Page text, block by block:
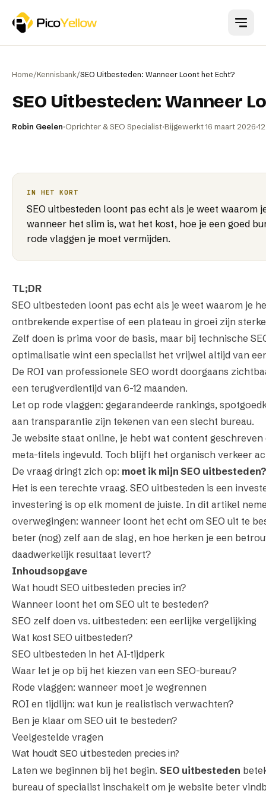
Home/Kennisbank/SEO Uitbesteden: Wanneer Loont het Echt?
SEO Uitbesteden: Wanneer
Robin Geelen·Oprichter & SEO Specialist·Bijgewerkt16 maart 2026·12
IN HET KORT
SEO uitbesteden loont pas echt als je weet waarom
wanneer het slim is, wat het kost, hoe je een goed
rode vlaggen je moet vermijden.
TL;DR
SEO uitbesteden loont pas echt als je weet waarom je
ontbrekende expertise of een plateau in groei zijn
Zelf doen is prima voor de basis, maar bij technische
optimalisatie wint een specialist het vrijwel altijd van
De ROI van professionele SEO wordt doorgaans
een terugverdientijd van 6-12 maanden.
Let op rode vlaggen: gegarandeerde rankings,
aan transparantie zijn tekenen van een slecht bureau.
Je website staat online, je hebt wat content
meta-titels ingevuld. Toch blijft het organisch verkeer
De vraag dringt zich op: moet ik mijn SEO uitbesteden?
Het is een terechte vraag. SEO uitbesteden is een
investering is op elk moment de juiste. In dit artikel
overwegingen: wanneer loont het echt om SEO uit te
beter (nog) zelf aan de slag, en hoe herken je een
daadwerkelijk resultaat levert?
Inhoudsopgave
Wat houdt SEO uitbesteden precies in?
Wanneer loont het om SEO uit te besteden?
SEO zelf doen vs. uitbesteden: een eerlijke vergelijking
Wat kost SEO uitbesteden?
SEO uitbesteden in het AI-tijdperk
Waar let je op bij het kiezen van een SEO-bureau?
Rode vlaggen: wanneer moet je wegrennen
ROI en tijdlijn: wat kun je realistisch verwachten?
Ben je klaar om SEO uit te besteden?
Veelgestelde vragen
Wat houdt SEO uitbesteden precies in?
Laten we beginnen bij het begin. SEO uitbesteden
bureau of specialist inschakelt om je website beter